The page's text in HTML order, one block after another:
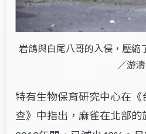
岩鴿與白尾八哥的入侵，壓縮
／游濤
特有生物保育研究中心在
查》中指出，麻雀在北部的